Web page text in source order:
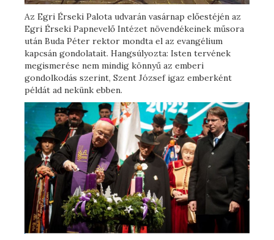
Az Egri Érseki Palota udvarán vasárnap előestéjén az
Egri Érseki Papnevelő Intézet növendékeinek műsora
után Buda Péter rektor mondta el az evangélium
kapcsán gondolatait. Hangsúlyozta: Isten tervének
megismerése nem mindig könnyű az emberi
gondolkodás szerint, Szent József igaz emberként
példát ad nekünk ebben.